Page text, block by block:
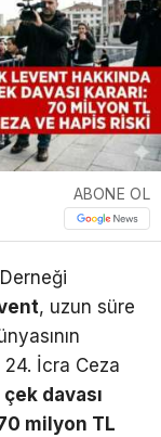
ABONE OL
Derneği
, uzun süre
İcra Ceza
çek davası
milyon TL